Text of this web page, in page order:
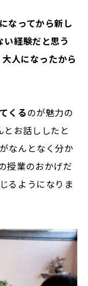
なってから新し
経験だと思う
人になったから
くるのが魅力の
お話ししたと
なんとなく分か
授業のおかげだ
るようになりま